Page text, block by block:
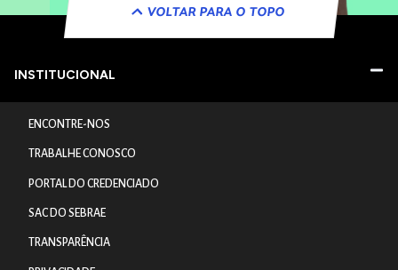
VOLTAR PARA O TOPO
INSTITUCIONAL
ENCONTRE-NOS
TRABALHE CONOSCO
PORTAL DO CREDENCIADO
SAC DO SEBRAE
TRANSPARÊNCIA